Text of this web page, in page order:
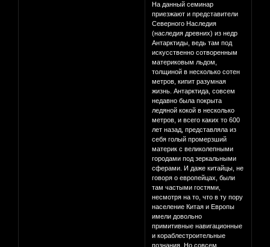
На данный семинар
приезжают и представители
Северного Наследия
(наследия древних) из недр
Антарктиды, ведь там под
искусственно сотворенным
материковым льдом,
толщиной в несколько сотен
метров, кипит разумная
жизнь. Антарктида, совсем
недавно была покрыта
ледяной кокой в несколько
метров, и всего каких то 600
лет назад, представляла из
себя голый промерзший
материк с великолепными
городами под зеркальными
сферами. И даже китайцы, не
говоря о европейцах, были
там частыми гостями,
несмотря на то, что в ту пору
население Китая и Европы
имели довольно
примитивные навигационные
и кораблестроительные
познания. Но совсем